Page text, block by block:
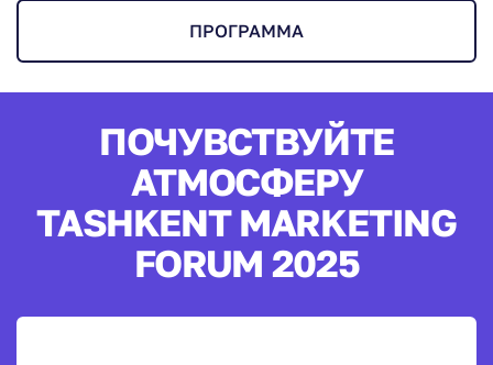
ПРОГРАММА
ПОЧУВСТВУЙТЕ
АТМОСФЕРУ
TASHKENT MARKETING
FORUM 2025